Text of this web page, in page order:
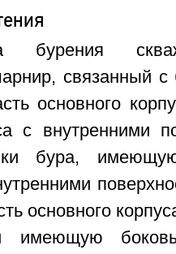
бурения
связанный с
основного
с внутренними
бура,
основного
имеющую